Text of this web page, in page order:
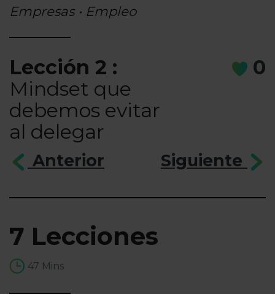
Empresas • Empleo
Lección 2 :
Mindset que
debemos evitar
al delegar
0
Anterior Siguiente
7 Lecciones
47 Mins